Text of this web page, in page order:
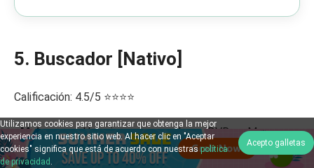
5. Buscador [Nativo]
Calificación: 4.5/5 ⭐⭐⭐⭐
•Mejor para:Usuarios que reproducen DVD en Mac con
reproductores de DVD externos.
Utilizamos cookies para garantizar que obtenga la mejor
experiencia en nuestro sitio web. Al hacer clic en "Aceptar
cookies" significa que está de acuerdo con nuestraspolítica
de privacidad
Acepto galletas